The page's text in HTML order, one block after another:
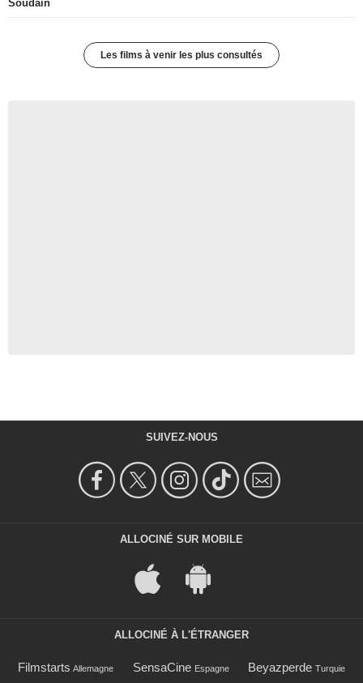
Soudain
Les films à venir les plus consultés
SUIVEZ-NOUS
ALLOCINÉ SUR MOBILE
ALLOCINÉ À L'ÉTRANGER
Filmstarts Allemagne SensaCine Espagne Beyazperde Turquie